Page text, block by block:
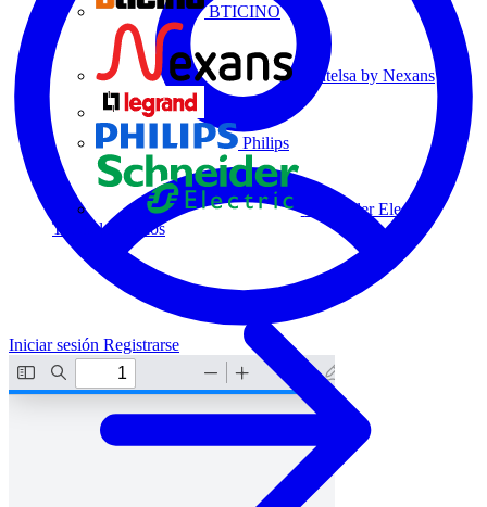
BTICINO
Centelsa by Nexans
Philips
Schneider Electric
Todos los socios
Iniciar sesión Registrarse